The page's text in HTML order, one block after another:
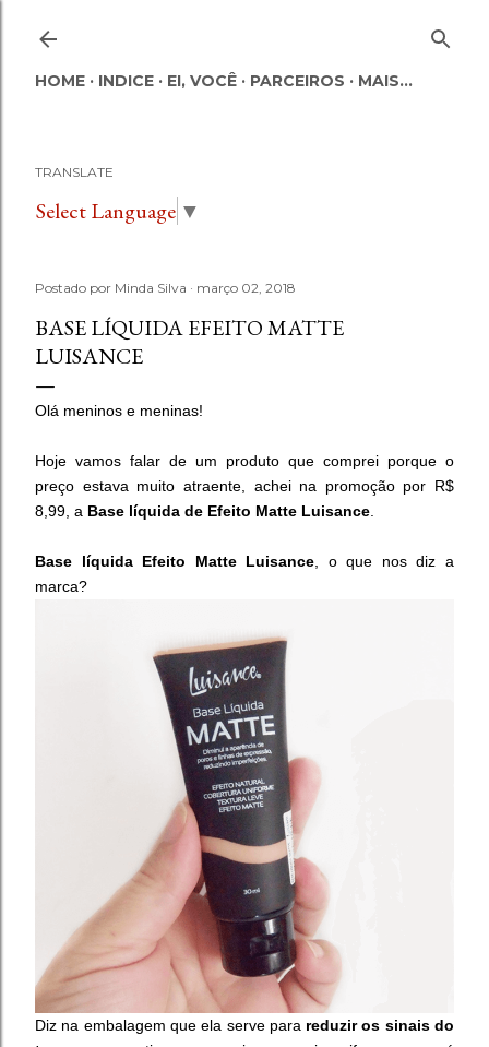
HOME INDICE EI, VOCÊ PARCEIROS MAIS…
TRANSLATE
Select Language ▼
Postado por Minda Silva março 02, 2018
BASE LÍQUIDA EFEITO MATTE
LUISANCE
Olá meninos e meninas!
Hoje vamos falar de um produto que comprei porque o
preço estava muito atraente, achei na promoção por R$
8,99, a Base líquida de Efeito Matte Luisance
Base líquida Efeito Matte Luisance , oque nos diz a
marca?
Diz na embalagem que ela serve para reduzir os sinais do